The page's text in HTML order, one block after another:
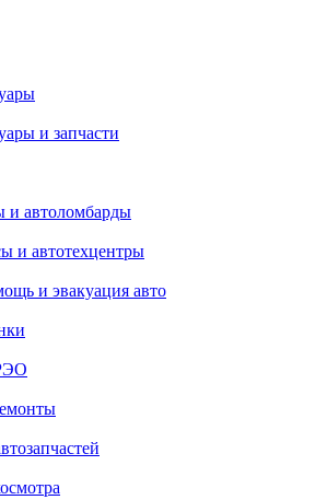
и запчасти
и автоломбарды
и автотехцентры
и эвакуация авто